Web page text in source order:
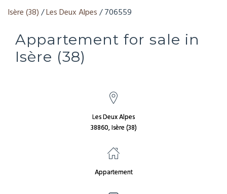
Isère (38)/Les Deux Alpes/ 706559
Appartement for sale in
Isère (38)
Les Deux Alpes
38860, Isère (38)
Appartement